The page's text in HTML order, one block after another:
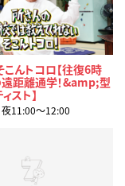
こんトコロ【往復6時
遠距離通学！&amp;型
スト】
11:00〜12:00